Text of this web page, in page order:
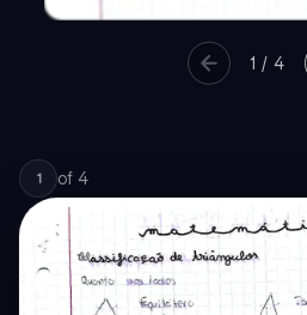
1 /4
1 of 4